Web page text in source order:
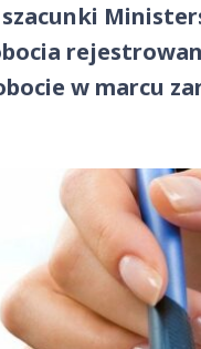
w marcu